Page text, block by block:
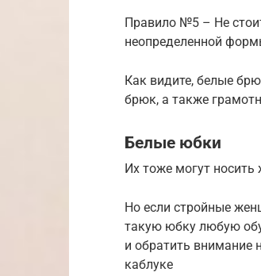
Правило №5 – Не
неопределенной
Как видите, белые
брюк, а также
Белые юбки
Их тоже могут
Но если стройные
такую юбку любую
и обратить внимание
каблуке